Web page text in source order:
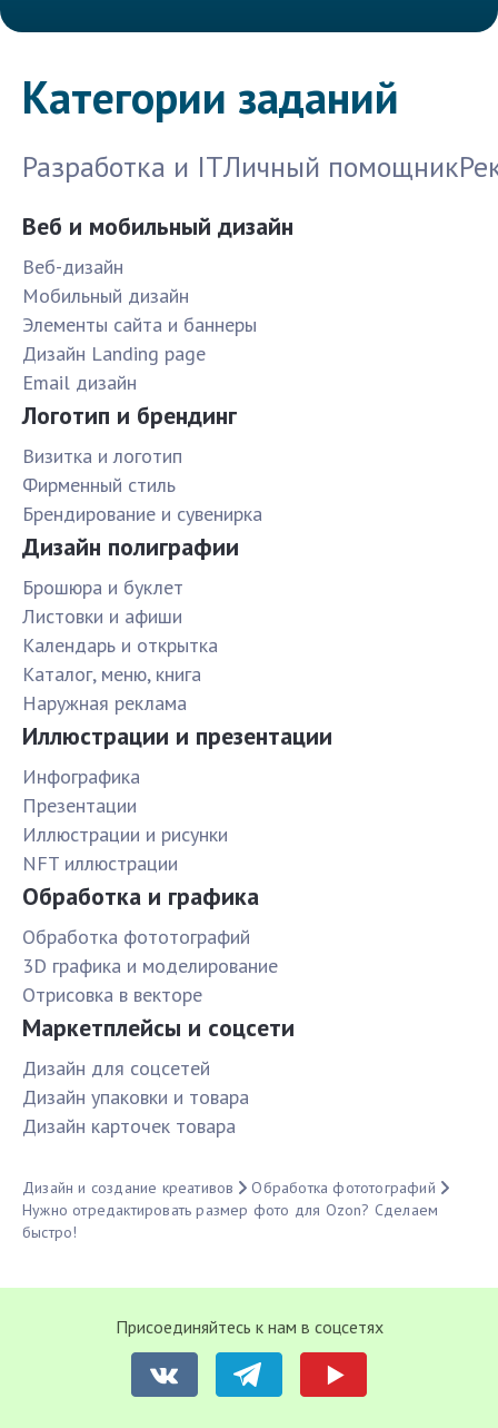
Категории заданий
Разработка и ITЛичный помощник
Веб и мобильный дизайн
Веб-дизайн
Мобильный дизайн
Элементы сайта и баннеры
Дизайн Landing page
Email дизайн
Логотип и брендинг
Визитка и логотип
Фирменный стиль
Брендирование и сувенирка
Дизайн полиграфии
Брошюра и буклет
Листовки и афиши
Календарь и открытка
Каталог, меню, книга
Наружная реклама
Иллюстрации и презентации
Инфографика
Презентации
Иллюстрации и рисунки
NFT иллюстрации
Обработка и графика
Обработка фототографий
3D графика и моделирование
Отрисовка в векторе
Маркетплейсы и соцсети
Дизайн для соцсетей
Дизайн упаковки и товара
Дизайн карточек товара
Дизайн и создание креативов
Обработка фототографий
Нужно отредактировать размер фото для Ozon? Сделаем
быстро!
Присоединяйтесь к нам в соцсетях